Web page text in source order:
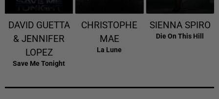
DAVID GUETTA
& JENNIFER
LOPEZ
Save Me Tonight
CHRISTOPHE
MAE
La Lune
SIENNA SPIRO
Die On This Hill